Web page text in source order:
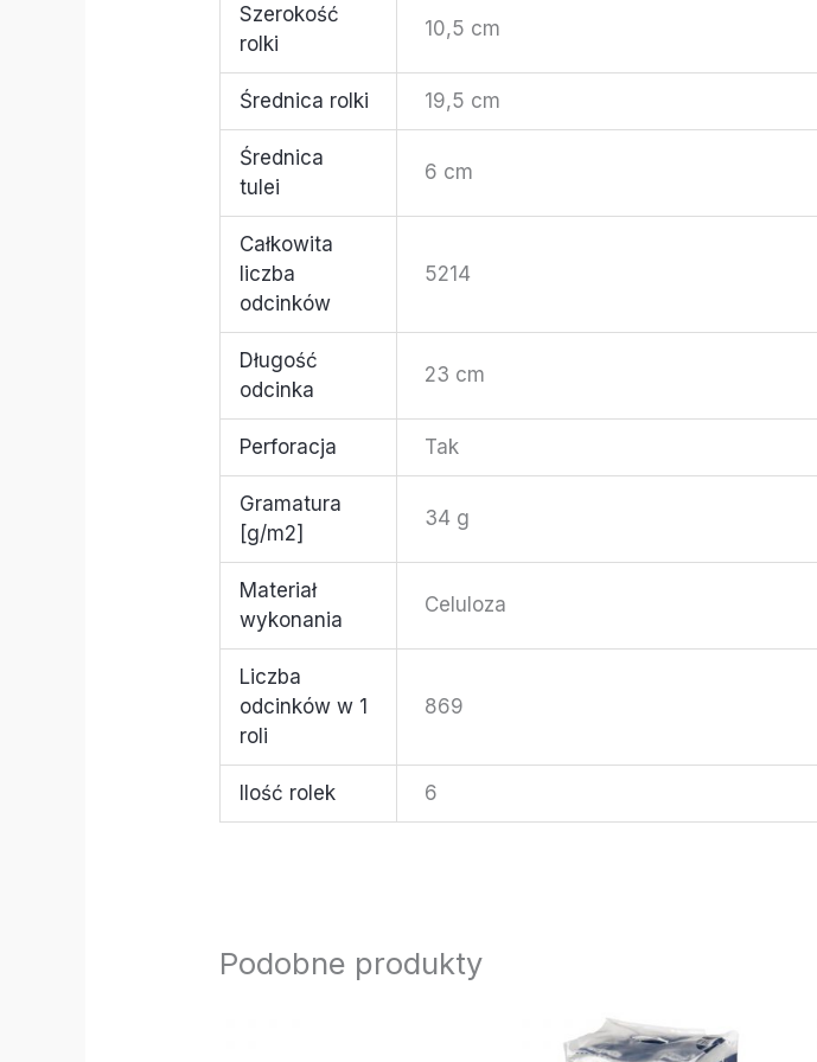
Szerokość
rolki
10,5 cm
Średnica rolki 19,5 cm
Średnica
tulei
6 cm
Całkowita
liczba
odcinków
5214
Długość
odcinka
23 cm
Perforacja Tak
Gramatura
[g/m2]
34 g
Materiał
wykonania
Celuloza
Liczba
odcinków w 1
roli
869
Ilość rolek 6
Podobne produkty